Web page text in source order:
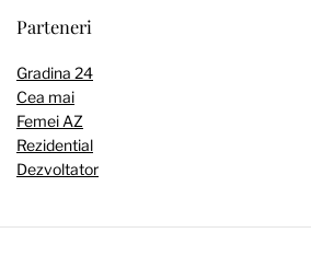
Parteneri
Gradina 24
Cea mai
Femei AZ
Rezidential
Dezvoltator